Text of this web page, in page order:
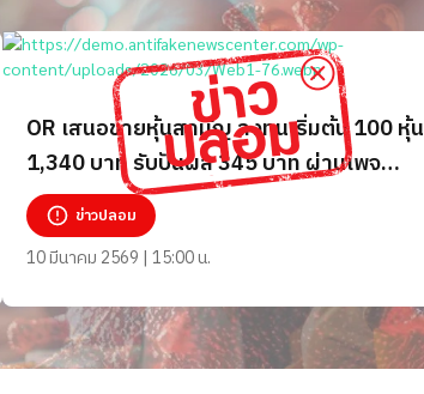
OR เสนอขายหุ้นสามัญ ลงทุนเริ่มต้น 100 หุ้น
1,340 บาท รับปันผล 345 บาท ผ่านเพจ
Green Saving - ดัชนีธุรกิจพลังงาน
ข่าวปลอม
10 มีนาคม 2569 | 15:00 น.